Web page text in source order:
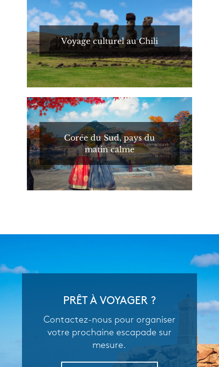
Voyage culturel au Chili
Corée du Sud, pays du
matin calme
PRÊT À VOYAGER ?
Contactez-nous pour organiser
votre prochaine escapade sur
mesure.